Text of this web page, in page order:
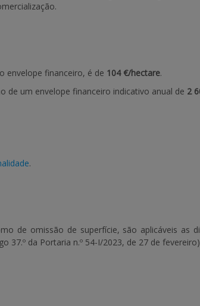
envelope financeiro, é de 104 €/hectare.
de um envelope financeiro indicativo anual de 2
.
de omissão de superfície, são aplicáveis as
37.º da Portaria n.º 54-I/2023, de 27 de